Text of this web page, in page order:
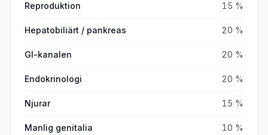
Reproduktion 15 %
Hepatobiliärt / pankreas 20 %
GI-kanalen 20 %
Endokrinologi 20 %
Njurar 15 %
Manlig genitalia 10 %